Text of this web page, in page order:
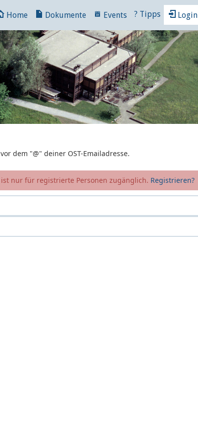
Home Dokumente Events ? Tipps Login
dem "@" deiner OST-Emailadresse.
nur für registrierte Personen zugänglich. Registrieren?